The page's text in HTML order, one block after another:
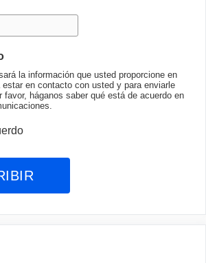
la información que usted proporcione en
estar en contacto con usted y para enviarle
favor, háganos saber qué está de acuerdo en